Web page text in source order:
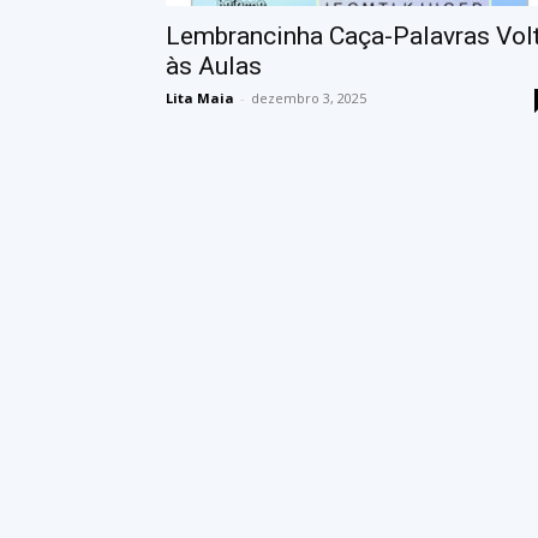
Lembrancinha Caça-Palavras
às Aulas
Lita Maia - dezembro 3, 2025